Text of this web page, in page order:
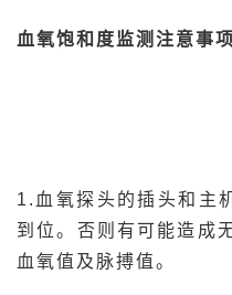
血氧饱和度监测注意事项
1.血氧探头的插头和主
到位。否则有可能造成
血氧值及脉搏值。